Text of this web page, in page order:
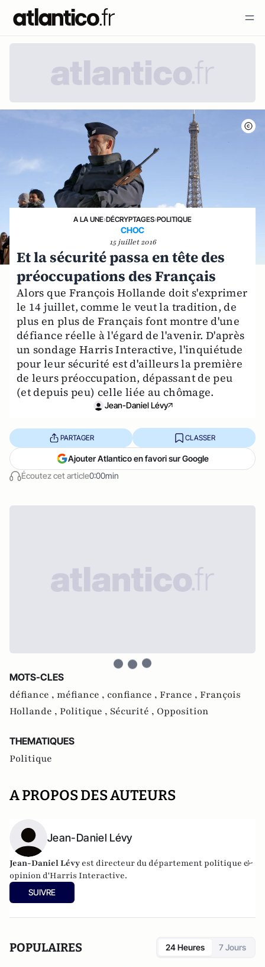
A LA UNE›DÉCRYPTAGES›POLITIQUE
CHOC
15 juillet 2016
Et la sécurité passa en tête des
préoccupations des Français
Alors que François Hollande doit s'exprimer
le 14 juillet, comme le veut la tradition, de
plus en plus de Français font montre d'une
défiance réelle à l'égard de l'avenir. D'après
un sondage Harris Interactive, l'inquiétude
pour leur sécurité est d'ailleurs la première
de leurs préoccupation, dépassant de peu
(et depuis peu) celle liée au chômage.
Jean-Daniel Lévy
Écoutez cet article0:00min
PARTAGER CLASSER
Ajouter Atlantico en favori sur Google
MOTS-CLES
défiance , méfiance , confiance , France , François
Hollande , Politique , Sécurité , Opposition
THEMATIQUES
Politique
A PROPOS DES AUTEURS
Jean-Daniel Lévy
Jean-Daniel Lévy est directeur du département politique &
opinion d'Harris Interactive.
SUIVRE
POPULAIRES 24 Heures 7 Jours